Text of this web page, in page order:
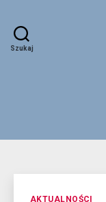
Szukaj
Kategorie
AKTUALNOŚCI